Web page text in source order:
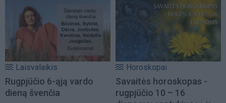
Laisvalaikis
Rugpjūčio 6-ąją vardo
dieną švenčia
Horoskopai
Savaitės horoskopas -
rugpjūčio 10 – 16